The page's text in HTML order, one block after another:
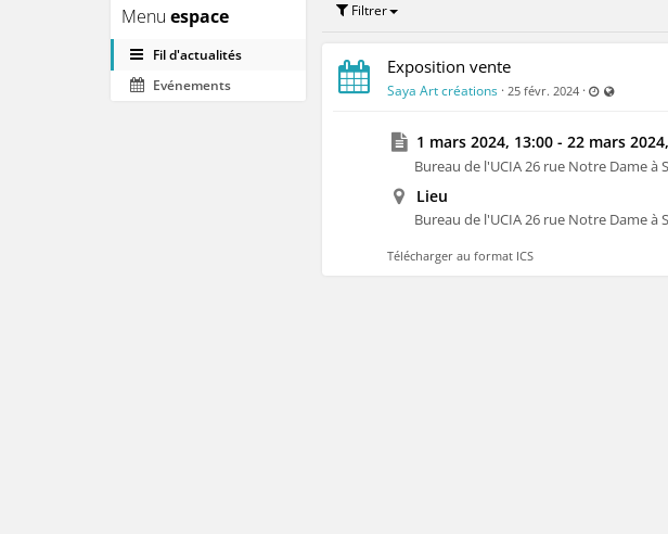
Menu espace
Fil d'actualités
Evénements
Filtrer
Exposition vente
Saya Art créations · 25 févr. 2024 · Dernière
1 mars 2024, 13:00 - 22 mars
Bureau de l'UCIA 26 rue Notre Dame à
Lieu
Bureau de l'UCIA 26 rue Notre Dame à
Télécharger au format ICS